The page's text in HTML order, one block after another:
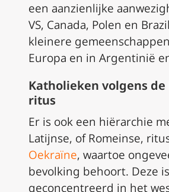
een aanzienlijke
VS, Canada, Polen en
kleinere
Europa en in Argentinië
Katholieken volgens de
ritus
Er is ook een hiërarchie
Latijnse, of Romeinse,
Oekraïne, waartoe
bevolking behoort. Deze
geconcentreerd in het